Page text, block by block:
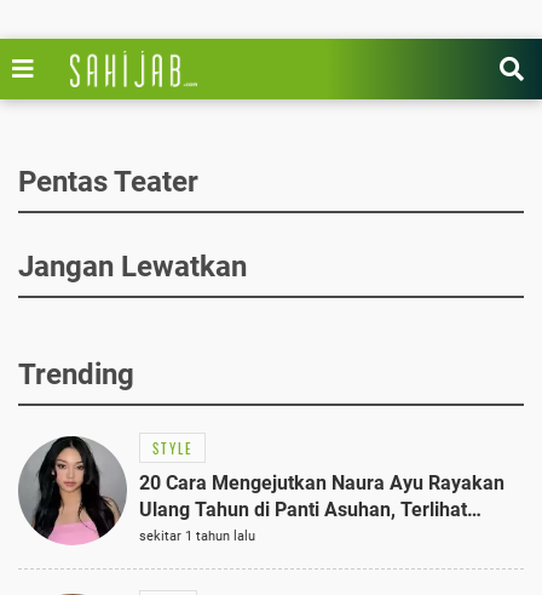
Pentas Teater
Jangan Lewatkan
Trending
STYLE
20 Cara Mengejutkan Naura Ayu Rayakan
Ulang Tahun di Panti Asuhan, Terlihat
Anggun dengan Kaftan Cokelat
sekitar 1 tahun lalu